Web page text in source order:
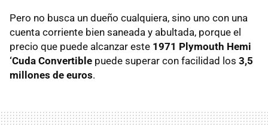
Pero no busca un dueño cualquiera, sino uno con una
cuenta corriente bien saneada y abultada, porque el
precio que puede alcanzar este 1971 Plymouth Hemi
‘Cuda Convertible puede superar con facilidad los 3,5
millones de euros.